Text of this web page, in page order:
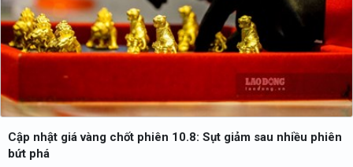
Cập nhật giá vàng chốt phiên 10.8: Sụt giảm sau nhiều phiên
bứt phá